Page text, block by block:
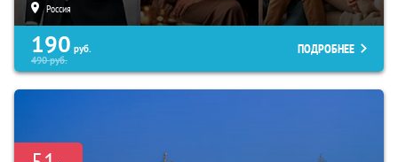
Россия
190 руб.
490руб.
ПОДРОБНЕЕ